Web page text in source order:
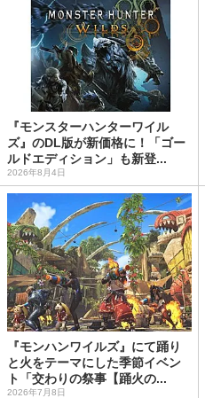
『モンスターハンターワイル
ズ』のDL版が新価格に！「ゴー
ルドエディション」も新登...
2026年8月4日
『モンハンワイルズ』にて踊り
と火をテーマにした季節イベン
ト「交わりの祭事【踊火の...
2026年7月8日